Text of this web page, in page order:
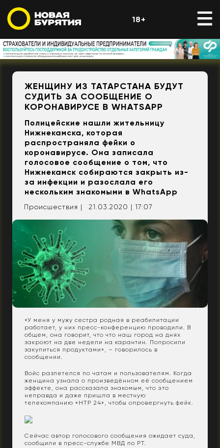
18+
ЖЕНЩИНУ ИЗ ТАТАРСТАНА БУДУТ
СУДИТЬ ЗА СООБЩЕНИЕ О
КОРОНАВИРУСЕ В WHATSAPP
Полицейские нашли жительницу
Нижнекамска, которая
распространяла фейки о
коронавирусе. Она записала
голосовое сообщение о том, что
Нижнекамск собираются закрыть из-
за инфекции и разослала его
нескольким знакомыми в WhatsApp
Происшествия | 21.03.2020 | 17:07
«У меня у мужу сестра родная в реабилитации
работает, у них пресс-конференцию проводили. В
общем, она говорит, что что наш город на днях
закроют на две недели на карантин. Попросили
закупиться продуктами», – говорилось в
сообщении.
Войс разлетелся по чатам и пользователям. Когда
женщина узнала о произведённом её сообщением
эффекте, она рассказала знакомым, что это
неправда и даже пришла в местную
телекомпанию «НТР 24», чтобы опровергнуть фейк.
Сейчас автор голосового сообщения ожидает суда,
сообщили в пресс-службе МВД по РТ.